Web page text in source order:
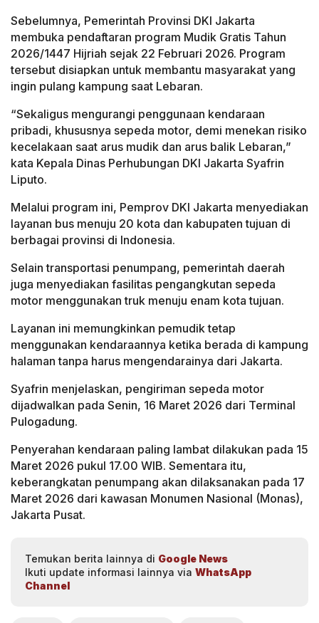
Sebelumnya, Pemerintah Provinsi DKI Jakarta
membuka pendaftaran program Mudik Gratis Tahun
2026/1447 Hijriah sejak 22 Februari 2026. Program
tersebut disiapkan untuk membantu masyarakat yang
ingin pulang kampung saat Lebaran.
“Sekaligus mengurangi penggunaan kendaraan
pribadi, khususnya sepeda motor, demi menekan risiko
kecelakaan saat arus mudik dan arus balik Lebaran,”
kata Kepala Dinas Perhubungan DKI Jakarta Syafrin
Liputo.
Melalui program ini, Pemprov DKI Jakarta menyediakan
layanan bus menuju 20 kota dan kabupaten tujuan di
berbagai provinsi di Indonesia.
Selain transportasi penumpang, pemerintah daerah
juga menyediakan fasilitas pengangkutan sepeda
motor menggunakan truk menuju enam kota tujuan.
Layanan ini memungkinkan pemudik tetap
menggunakan kendaraannya ketika berada di kampung
halaman tanpa harus mengendarainya dari Jakarta.
Syafrin menjelaskan, pengiriman sepeda motor
dijadwalkan pada Senin, 16 Maret 2026 dari Terminal
Pulogadung.
Penyerahan kendaraan paling lambat dilakukan pada 15
Maret 2026 pukul 17.00 WIB. Sementara itu,
keberangkatan penumpang akan dilaksanakan pada 17
Maret 2026 dari kawasan Monumen Nasional (Monas),
Jakarta Pusat.
Temukan berita lainnya di Google News
Ikuti update informasi lainnya via WhatsApp
Channel